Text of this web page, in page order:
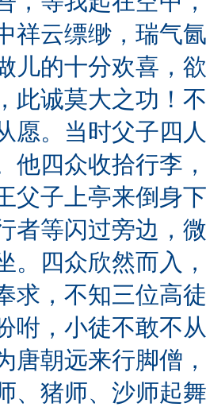
祥云缥缈，瑞气
儿的十分欢喜，
此诚莫大之功！
愿。当时父子四
他四众收拾行李
父子上亭来倒身
者等闪过旁边，
。四众欣然而入
求，不知三位高
咐，小徒不敢不
唐朝远来行脚僧
、猪师、沙师起